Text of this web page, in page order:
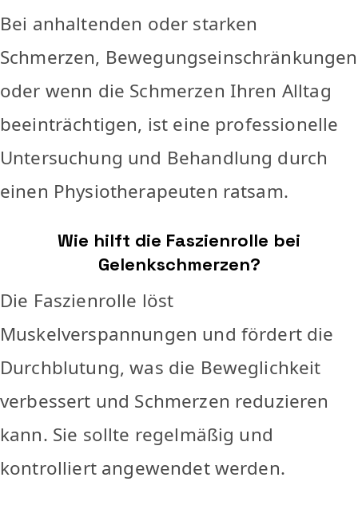
Bei anhaltenden oder starken
Schmerzen, Bewegungseinschränkungen
oder wenn die Schmerzen Ihren Alltag
beeinträchtigen, ist eine professionelle
Untersuchung und Behandlung durch
einen Physiotherapeuten ratsam.
Wie hilft die Faszienrolle bei
Gelenkschmerzen?
Die Faszienrolle löst
Muskelverspannungen und fördert die
Durchblutung, was die Beweglichkeit
verbessert und Schmerzen reduzieren
kann. Sie sollte regelmäßig und
kontrolliert angewendet werden.